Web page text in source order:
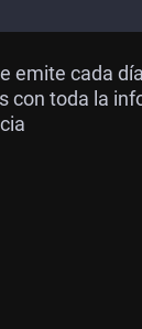
emite cada
con toda la